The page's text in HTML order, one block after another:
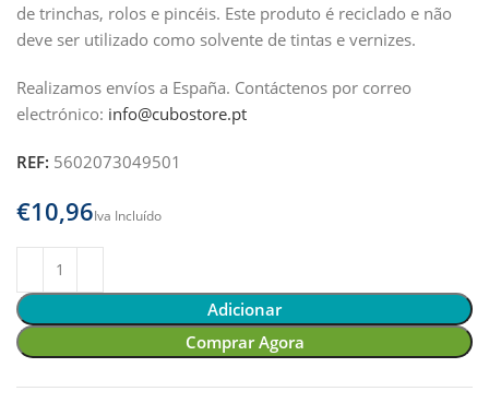
de trinchas, rolos e pincéis. Este produto é reciclado e não
deve ser utilizado como solvente de tintas e vernizes.
Realizamos envíos a España. Contáctenos por correo
electrónico: info@cubostore.pt
REF: 5602073049501
€
Adicionar
Comprar Agora